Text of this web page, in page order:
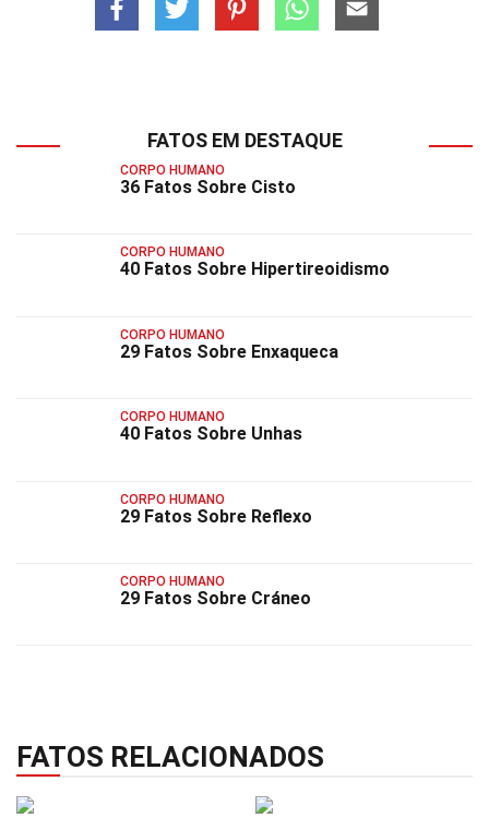
FATOS EM DESTAQUE
CORPO HUMANO
36 Fatos Sobre Cisto
CORPO HUMANO
40 Fatos Sobre Hipertireoidismo
CORPO HUMANO
29 Fatos Sobre Enxaqueca
CORPO HUMANO
40 Fatos Sobre Unhas
CORPO HUMANO
29 Fatos Sobre Reflexo
CORPO HUMANO
29 Fatos Sobre Cráneo
FATOS RELACIONADOS